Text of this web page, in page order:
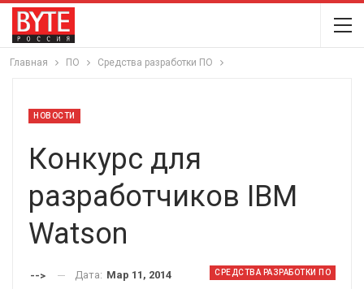
Главная ПО Средства разработки ПО
НОВОСТИ
Конкурс для
разработчиков IBM
Watson
СРЕДСТВА РАЗРАБОТКИ ПО
--> Дата: Мар 11, 2014